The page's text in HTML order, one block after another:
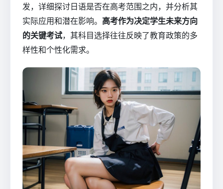
发，详细探讨日语是否在高考范围之内，并分析其
实际应用和潜在影响。 高考作为决定学生未来方向
的关键考试，其科目选择往往反映了教育政策的多
样性和个性化需求。